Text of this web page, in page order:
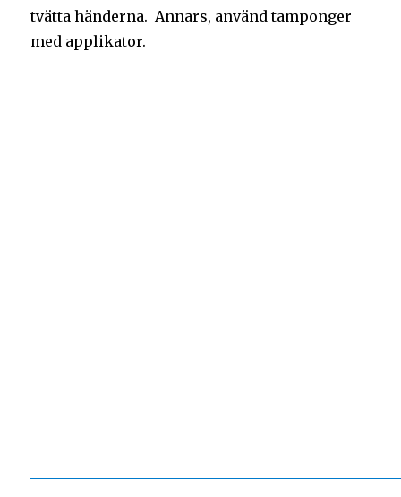
tvätta händerna. Annars, använd tamponger
med applikator.